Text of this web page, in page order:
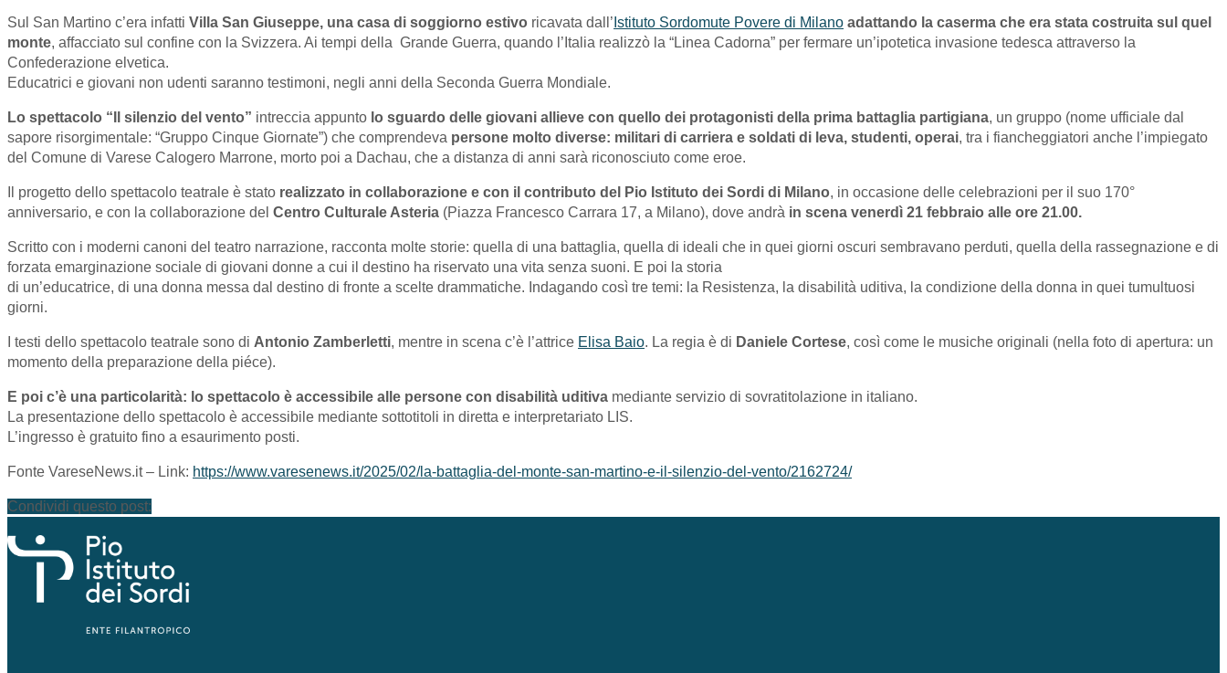
Sul San Martino c’era infatti Villa San Giuseppe, una casa di soggiorno estivo ricavata dall’ Istituto Sordomute Povere di Milano adattando la caserma che era stata costruita sul quel
monte, affacciato sul confine con la Svizzera. Ai tempi della Grande Guerra, quando l’Italia realizzò la “Linea Cadorna” per fermare un’ipotetica invasione tedesca attraverso la
Confederazione elvetica.
Educatrici e giovani non udenti saranno testimoni, negli anni della Seconda Guerra Mondiale.
Lo spettacolo “Il silenzio del vento” intreccia appunto lo sguardo delle giovani allieve con quello dei protagonisti della prima battaglia partigiana, un gruppo (nome ufficiale dal
sapore risorgimentale: “Gruppo Cinque Giornate”) che comprendeva persone molto diverse: militari di carriera e soldati di leva, studenti, operai, tra i fiancheggiatori anche l’impiegato
del Comune di Varese Calogero Marrone, morto poi a Dachau, che a distanza di anni sarà riconosciuto come eroe.
Il progetto dello spettacolo teatrale è stato realizzato in collaborazione e con il contributo del Pio Istituto dei Sordi di Milano, in occasione delle celebrazioni per il suo 170°
anniversario, e con la collaborazione del Centro Culturale Asteria (Piazza Francesco Carrara 17, a Milano), dove andrà in scena venerdì 21 febbraio alle ore 21.00.
Scritto con i moderni canoni del teatro narrazione, racconta molte storie: quella di una battaglia, quella di ideali che in quei giorni oscuri sembravano perduti, quella della rassegnazione e di
forzata emarginazione sociale di giovani donne a cui il destino ha riservato una vita senza suoni. E poi la storia
di un’educatrice, di una donna messa dal destino di fronte a scelte drammatiche. Indagando così tre temi: la Resistenza, la disabilità uditiva, la condizione della donna in quei tumultuosi
giorni.
I testi dello spettacolo teatrale sono di Antonio Zamberletti, mentre in scena c’è l’attrice Elisa Baio. La regia è di Daniele Cortese, così come le musiche originali (nella foto di apertura: un
momento della preparazione della piéce).
E poi c’è una particolarità: lo spettacolo è accessibile alle persone con disabilità uditiva mediante servizio di sovratitolazione in italiano.
La presentazione dello spettacolo è accessibile mediante sottotitoli in diretta e interpretariato LIS.
L’ingresso è gratuito fino a esaurimento posti.
Fonte VareseNews.it – Link: https://www.varesenews.it/2025/02/la-battaglia-del-monte-san-martino-e-il-silenzio-del-vento/2162724/
Condividi questo post: